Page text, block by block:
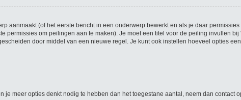
aanmaakt (of het eerste bericht in een onderwerp bewerkt en als je daar
permissies om peilingen aan te maken). Je moet een titel voor de peiling invullen
door middel van een nieuwe regel. Je kunt ook instellen hoeveel opties
meer opties denkt nodig te hebben dan het toegestane aantal, neem dan contact